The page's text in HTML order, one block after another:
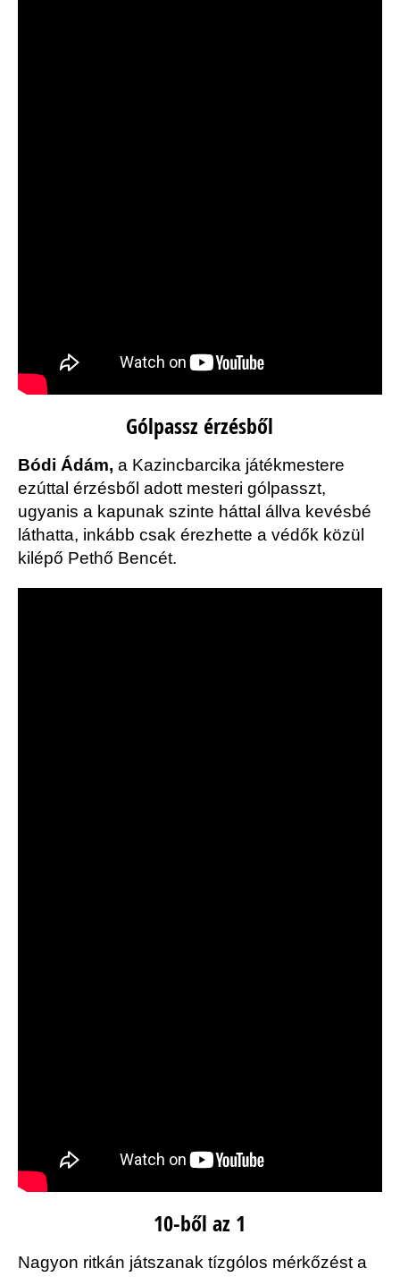
Gólpassz érzésből
Bódi Ádám, a Kazincbarcika játékmestere
ezúttal érzésből adott mesteri gólpasszt,
ugyanis a kapunak szinte háttal állva kevésbé
láthatta, inkább csak érezhette a védők közül
kilépő Pethő Bencét.
10-ből az 1
Nagyon ritkán játszanak tízgólos mérkőzést a